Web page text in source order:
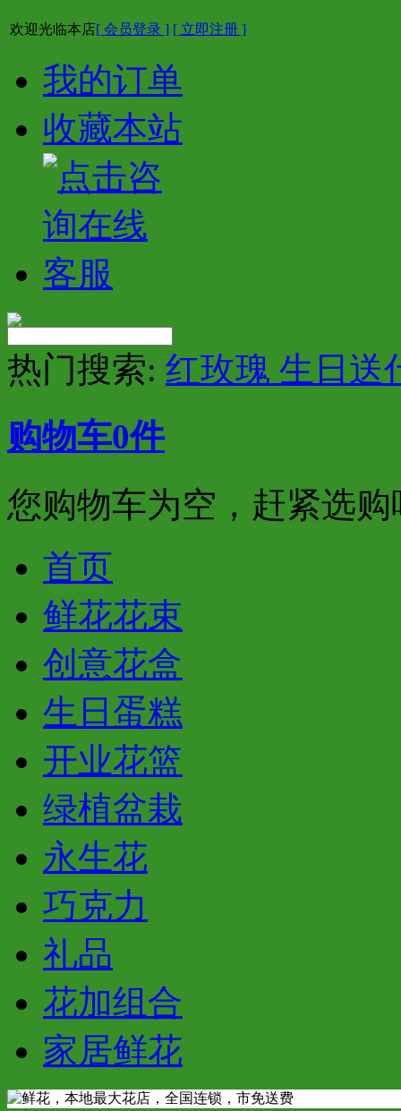
欢迎光临本店[ 会员登录 ] [ 立即注册 ]
我的订单
收藏本站
热门搜索: 红玫瑰 生日送
购物车0件
您购物车为空，赶紧选购
首页
鲜花花束
创意花盒
生日蛋糕
开业花篮
绿植盆栽
永生花
巧克力
礼品
花加组合
家居鲜花